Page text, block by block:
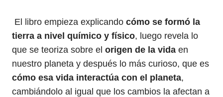
El libro empieza explicando cómo se formó la
tierra a nivel químico y físico, luego revela lo
que se teoriza sobre el origen de la vida en
nuestro planeta y después lo más curioso, que es
cómo esa vida interactúa con el planeta,
cambiándolo al igual que los cambios la afectan a